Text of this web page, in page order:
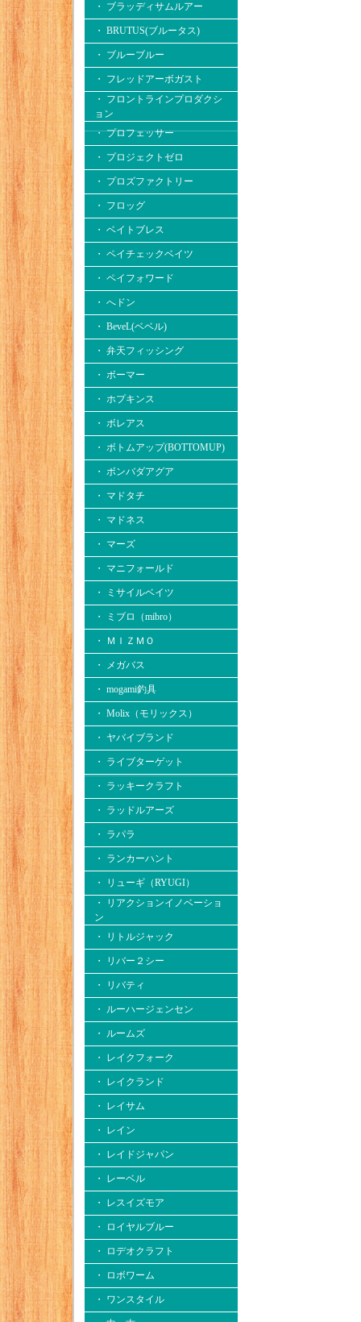
・ ブラッディサムルアー
・ BRUTUS(ブルータス)
・ ブルーブルー
・ フレッドアーボガスト
・ フロントラインプロダクシ
ョン
・ プロフェッサー
・ プロジェクトゼロ
・ プロズファクトリー
・ フロッグ
・ ベイトブレス
・ ペイチェックベイツ
・ ペイフォワード
・ へドン
・ BeveL(ベベル)
・ 弁天フィッシング
・ ボーマー
・ ホプキンス
・ ボレアス
・ ボトムアップ(BOTTOMUP)
・ ボンバダアグア
・ マドタチ
・ マドネス
・ マーズ
・ マニフォールド
・ ミサイルベイツ
・ ミブロ（mibro）
・ ＭＩＺＭＯ
・ メガバス
・ mogami釣具
・ Molix（モリックス）
・ ヤバイブランド
・ ライブターゲット
・ ラッキークラフト
・ ラッドルアーズ
・ ラパラ
・ ランカーハント
・ リューギ（RYUGI）
・ リアクションイノベーショ
ン
・ リトルジャック
・ リバー２シー
・ リバティ
・ ルーハージェンセン
・ ルームズ
・ レイクフォーク
・ レイクランド
・ レイサム
・ レイン
・ レイドジャパン
・ レーベル
・ レスイズモア
・ ロイヤルブルー
・ ロデオクラフト
・ ロボワーム
・ ワンスタイル